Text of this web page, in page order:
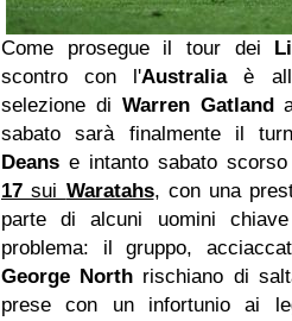
Come prosegue il tour dei
scontro con l'Australiaè
selezione di Warren Gatland
sabato sarà finalmente il
Deans e intanto sabato
17 sui Waratahs, con una
parte di alcuni uomini
problema: il gruppo,
George North rischiano di
prese con un infortunio ai